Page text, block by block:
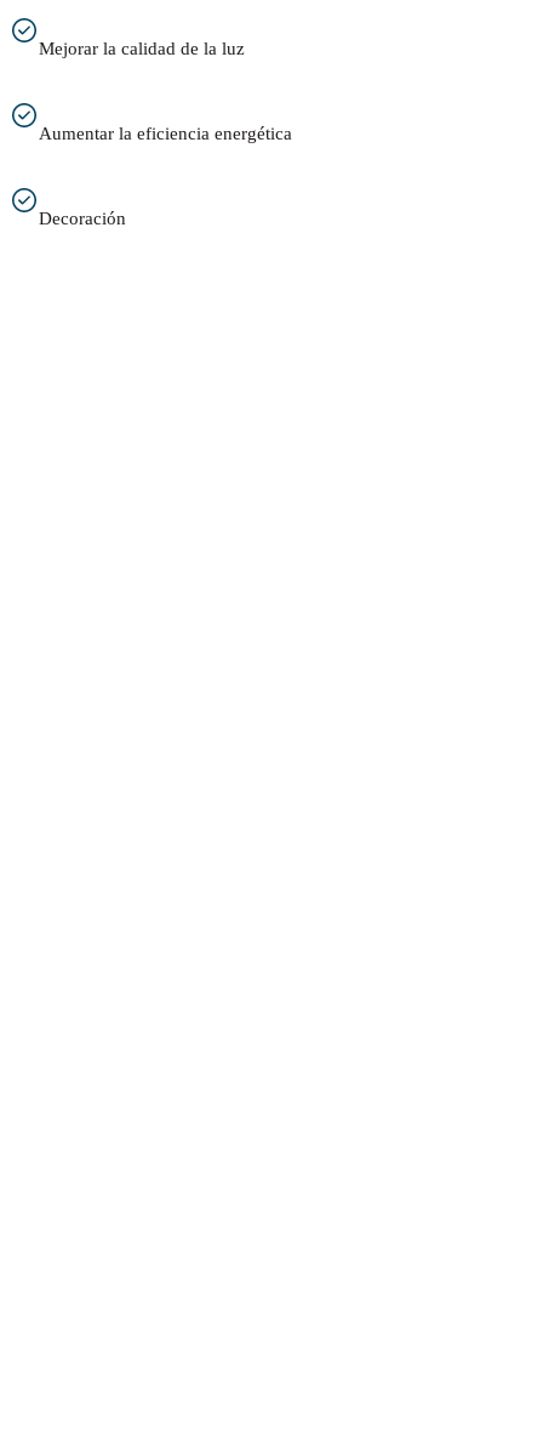
Mejorar la calidad de la luz
Aumentar la eficiencia energética
Decoración